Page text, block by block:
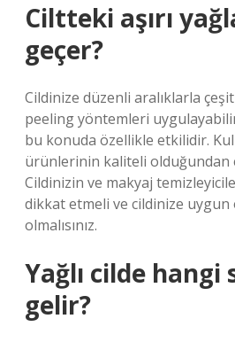
Ciltteki aşırı
geçer?
Cildinize düzenli aralıklarla
peeling yöntemleri
bu konuda özellikle etkilidir.
ürünlerinin kaliteli olduğundan
Cildinizin ve makyaj
dikkat etmeli ve cildinize
olmalısınız.
Yağlı cilde hangi
gelir?